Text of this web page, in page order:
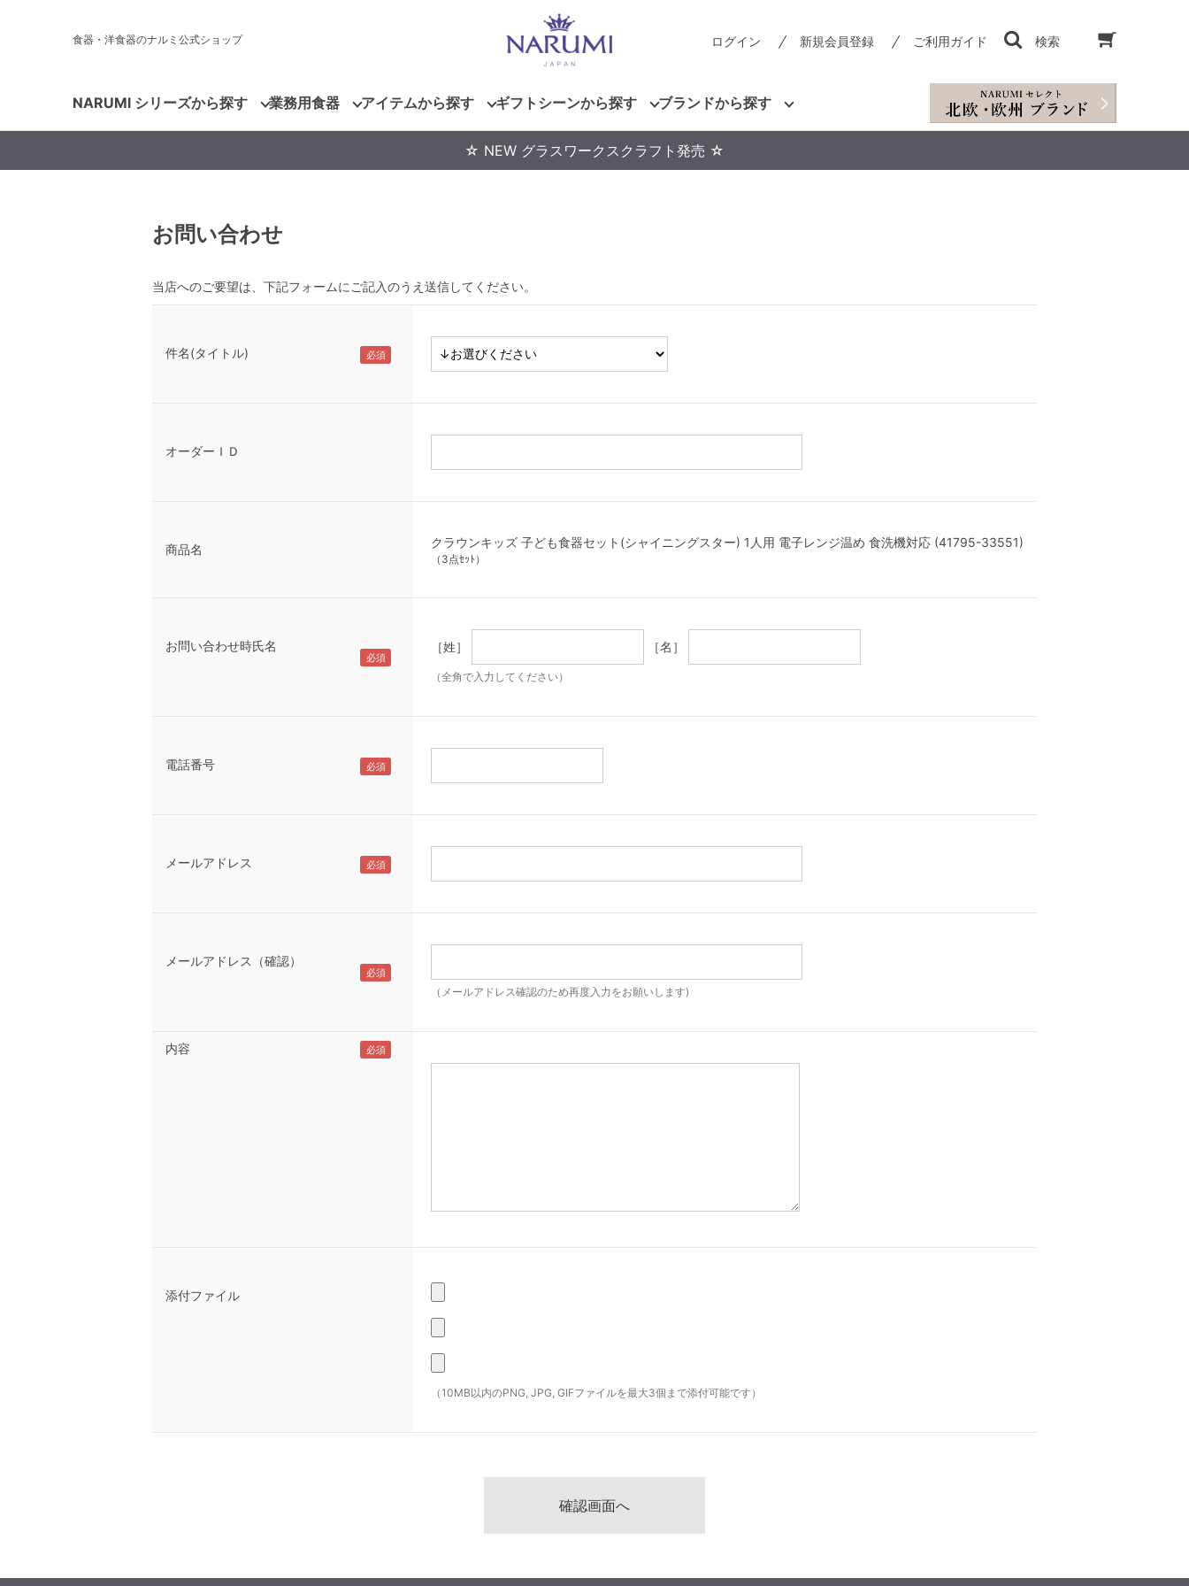
食器・洋食器のナルミ公式ショップ ログイン 新規会員登録 ご利用ガイド 検索
NARUMI シリーズから探す 業務用食器 アイテムから探す ギフトシーンから探す ブランドから探す
☆ NEW グラスワークスクラフト発売 ☆
お問い合わせ
当店へのご要望は、下記フォームにご記入のうえ送信してください。
件名(タイトル)
オーダーＩＤ
商品名 クラウンキッズ 子ども食器セット(シャイニングスター) 1人用 電子レンジ温め 食洗機対応 (41795-33551)
（3点ｾｯﾄ）
お問い合わせ時氏名 ［姓］ ［名］
（全角で入力してください）
電話番号
メールアドレス
メールアドレス（確認）
（メールアドレス確認のため再度入力をお願いします)
内容
添付ファイル
（10MB以内のPNG, JPG, GIFファイルを最大3個まで添付可能です）